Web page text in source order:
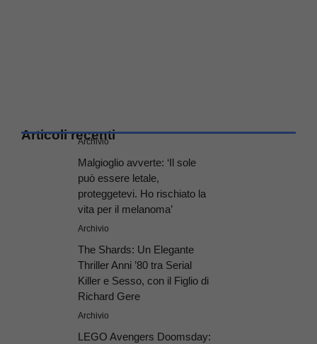
Articoli recenti
Archivio
Malgioglio avverte: ‘Il sole
può essere letale,
proteggetevi. Ho rischiato la
vita per il melanoma’
Archivio
The Shards: Un Elegante
Thriller Anni ’80 tra Serial
Killer e Sesso, con il Figlio di
Richard Gere
Archivio
LEGO Avengers Doomsday: